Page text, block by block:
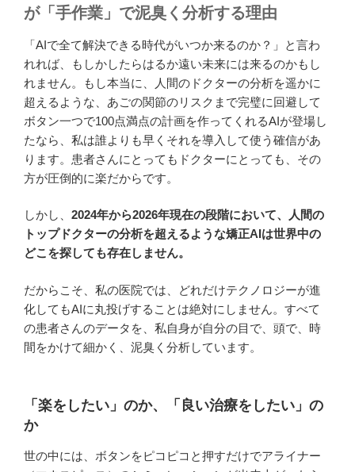
が「手作業」で泥臭く分析する理由
「AIで全て解決できる時代がいつか来るのか？」と言わ
れれば、もしかしたらはるか遠い未来には来るのかもし
れません。もし本当に、人間のドクターの分析を遥かに
超えるような、あごの関節のリスクまで完璧に回避して
ボタン一つで100点満点の計画を作ってくれるAIが登場し
たなら、私は誰よりも早くそれを導入して使う確信があ
ります。患者さんにとってもドクターにとっても、その
方が圧倒的に楽だからです。
しかし、 2024年から2026年現在の段階において、人間の
トップドクターの分析を超えるような矯正AIは世界中の
どこを探しても存在しません。
だからこそ、私の医院では、どれだけテクノロジーが進
化してもAIに丸投げすることは絶対にしません。すべて
の患者さんのデータを、私自身が自分の目で、頭で、時
間をかけて細かく、泥臭く分析しています。
「楽をしたい」のか、「良い治療をしたい」の
か
世の中には、ボタンをピコピコと押すだけでアライナー